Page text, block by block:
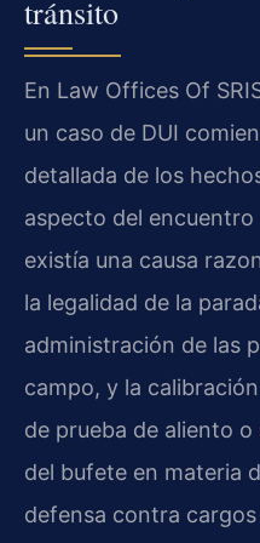
tránsito
En Law Offices Of
un caso de DUI
detallada de los
aspecto del
existía una causa
la legalidad de la
administración de las
campo, y la
de prueba de aliento
del bufete en materia
defensa contra cargos